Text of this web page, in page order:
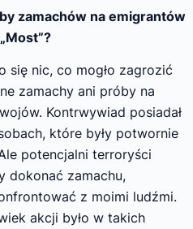
zamachów na emigrantów
się nic, co mogło zagrozić
zamachy ani próby na
Kontrwywiad posiadał
które były potwornie
potencjalni terroryści
dokonać zamachu,
z moimi ludźmi.
akcji było w takich